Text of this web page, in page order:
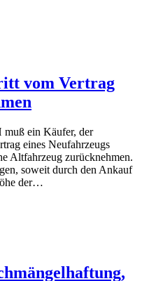
vom Vertrag
muß ein Käufer, der
eines Neufahrzeugs
Altfahrzeug zurücknehmen.
soweit durch den Ankauf
der…